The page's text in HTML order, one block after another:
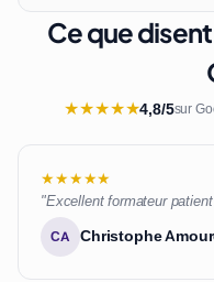
Ce que
★★★★★4,8/5sur
★★★★★
"Excellent formateur
CA Christophe